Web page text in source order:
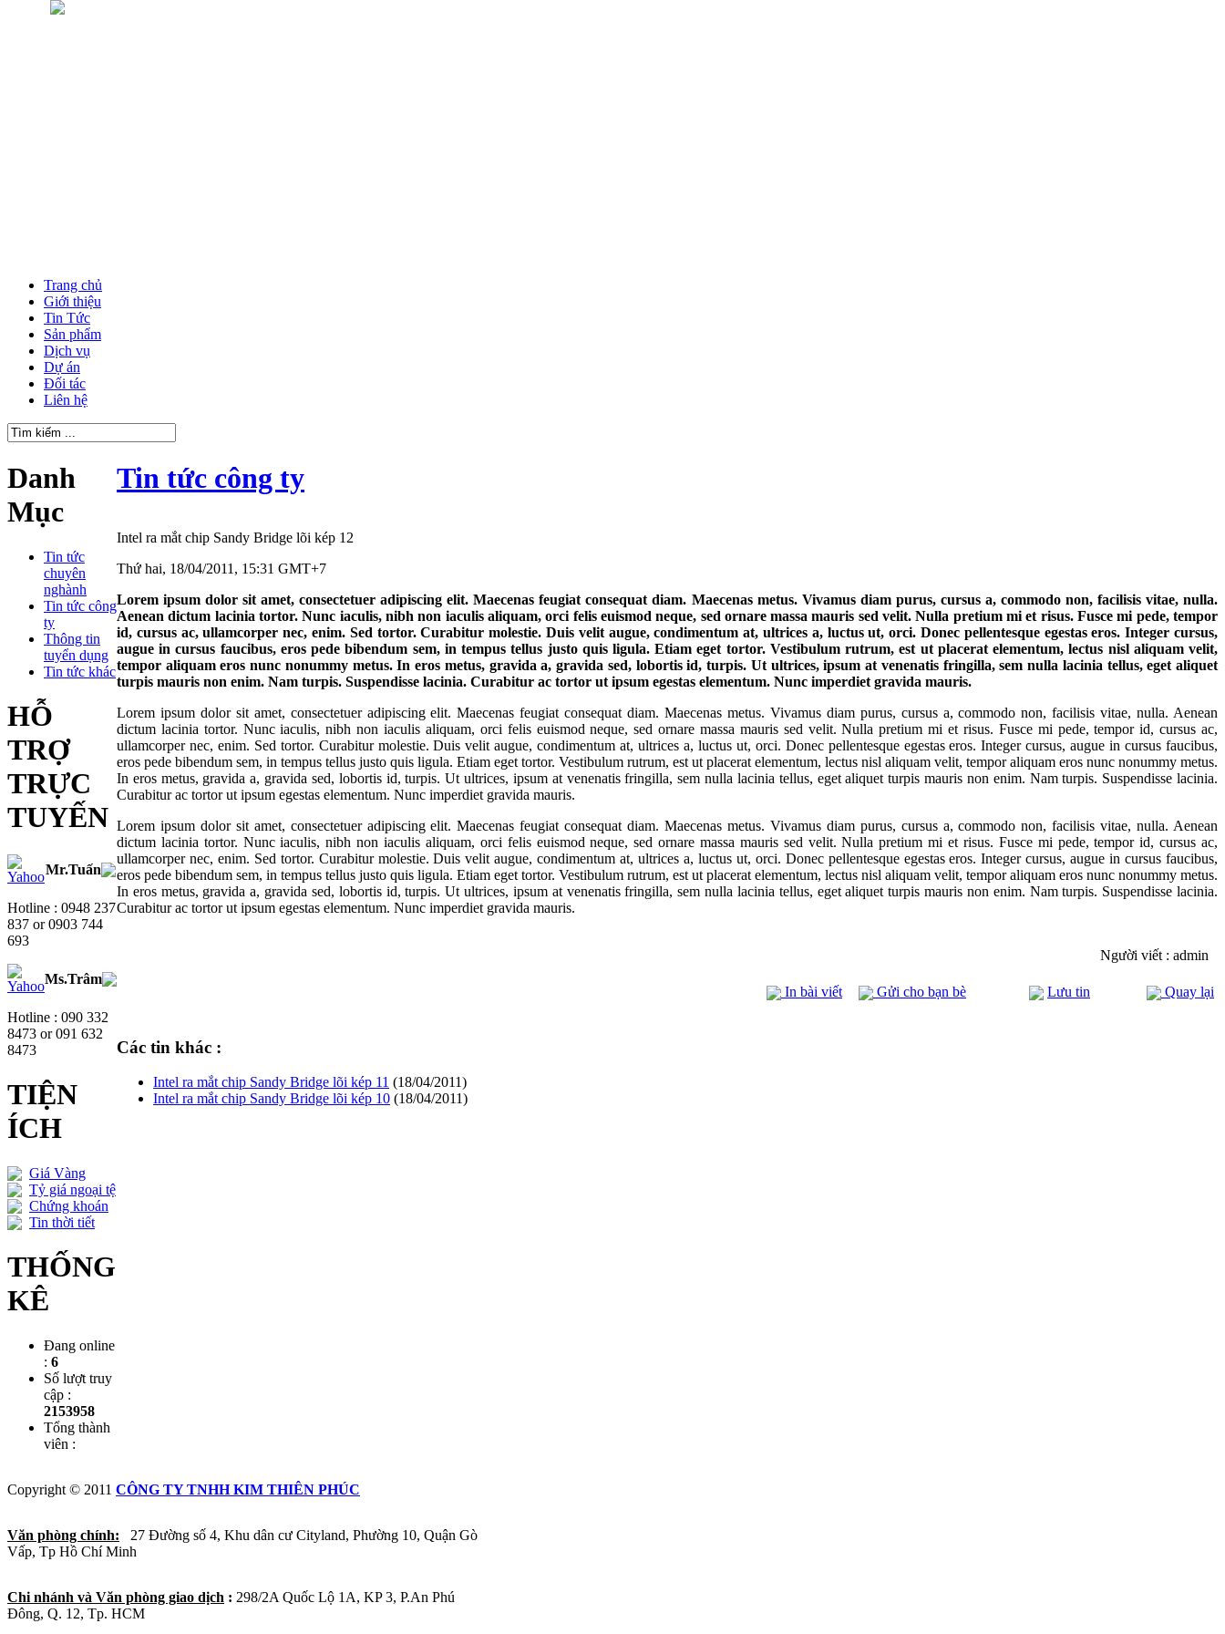
Trang chủ
Giới thiệu
Tin Tức
Sản phẩm
Dịch vụ
Dự án
Đối tác
Liên hệ
Danh
Mục
Tin tức
chuyên
nghành
Tin tức công
ty
Thông tin
tuyển dụng
Tin tức khác
HỖ
TRỢ
TRỰC
TUYẾN
Mr.Tuấn
Hotline : 0948 237
837 or 0903 744
693
Ms.Trâm
Hotline : 090 332
8473 or 091 632
8473
TIỆN
ÍCH
Giá Vàng
Tỷ giá ngoại tệ
Chứng khoán
Tin thời tiết
THỐNG
KÊ
Đang online
: 6
Số lượt truy
cập :
2153958
Tổng thành
viên :
Tin tức công ty
Intel ra mắt chip Sandy Bridge lõi kép 12
Thứ hai, 18/04/2011, 15:31 GMT+7
Lorem ipsum dolor sit amet, consectetuer adipiscing elit. Maecenas feugiat consequat diam. Maecenas metus. Vivamus diam purus, cursus a, commodo non, facilisis vitae, nulla.
Aenean dictum lacinia tortor. Nunc iaculis, nibh non iaculis aliquam, orci felis euismod neque, sed ornare massa mauris sed velit. Nulla pretium mi et risus. Fusce mi pede, tempor
id, cursus ac, ullamcorper nec, enim. Sed tortor. Curabitur molestie. Duis velit augue, condimentum at, ultrices a, luctus ut, orci. Donec pellentesque egestas eros. Integer cursus,
augue in cursus faucibus, eros pede bibendum sem, in tempus tellus justo quis ligula. Etiam eget tortor. Vestibulum rutrum, est ut placerat elementum, lectus nisl aliquam velit,
tempor aliquam eros nunc nonummy metus. In eros metus, gravida a, gravida sed, lobortis id, turpis. Ut ultrices, ipsum at venenatis fringilla, sem nulla lacinia tellus, eget aliquet
turpis mauris non enim. Nam turpis. Suspendisse lacinia. Curabitur ac tortor ut ipsum egestas elementum. Nunc imperdiet gravida mauris.
Lorem ipsum dolor sit amet, consectetuer adipiscing elit. Maecenas feugiat consequat diam. Maecenas metus. Vivamus diam purus, cursus a, commodo non, facilisis vitae, nulla. Aenean
dictum lacinia tortor. Nunc iaculis, nibh non iaculis aliquam, orci felis euismod neque, sed ornare massa mauris sed velit. Nulla pretium mi et risus. Fusce mi pede, tempor id, cursus ac,
ullamcorper nec, enim. Sed tortor. Curabitur molestie. Duis velit augue, condimentum at, ultrices a, luctus ut, orci. Donec pellentesque egestas eros. Integer cursus, augue in cursus faucibus,
eros pede bibendum sem, in tempus tellus justo quis ligula. Etiam eget tortor. Vestibulum rutrum, est ut placerat elementum, lectus nisl aliquam velit, tempor aliquam eros nunc nonummy metus.
In eros metus, gravida a, gravida sed, lobortis id, turpis. Ut ultrices, ipsum at venenatis fringilla, sem nulla lacinia tellus, eget aliquet turpis mauris non enim. Nam turpis. Suspendisse lacinia.
Curabitur ac tortor ut ipsum egestas elementum. Nunc imperdiet gravida mauris.
Lorem ipsum dolor sit amet, consectetuer adipiscing elit. Maecenas feugiat consequat diam. Maecenas metus. Vivamus diam purus, cursus a, commodo non, facilisis vitae, nulla. Aenean
dictum lacinia tortor. Nunc iaculis, nibh non iaculis aliquam, orci felis euismod neque, sed ornare massa mauris sed velit. Nulla pretium mi et risus. Fusce mi pede, tempor id, cursus ac,
ullamcorper nec, enim. Sed tortor. Curabitur molestie. Duis velit augue, condimentum at, ultrices a, luctus ut, orci. Donec pellentesque egestas eros. Integer cursus, augue in cursus faucibus,
eros pede bibendum sem, in tempus tellus justo quis ligula. Etiam eget tortor. Vestibulum rutrum, est ut placerat elementum, lectus nisl aliquam velit, tempor aliquam eros nunc nonummy metus.
In eros metus, gravida a, gravida sed, lobortis id, turpis. Ut ultrices, ipsum at venenatis fringilla, sem nulla lacinia tellus, eget aliquet turpis mauris non enim. Nam turpis. Suspendisse lacinia.
Curabitur ac tortor ut ipsum egestas elementum. Nunc imperdiet gravida mauris.
Người viết : admin
In bài viết Gửi cho bạn bè Lưu tin Quay lại
Các tin khác :
Intel ra mắt chip Sandy Bridge lõi kép 11 (18/04/2011)
Intel ra mắt chip Sandy Bridge lõi kép 10 (18/04/2011)
Copyright © 2011 CÔNG TY TNHH KIM THIÊN PHÚC
Văn phòng chính:
27 Đường số 4, Khu dân cư Cityland, Phường 10, Quận Gò
Vấp, Tp Hồ Chí Minh
Chi nhánh và Văn phòng giao dịch : 298/2A Quốc Lộ 1A, KP 3, P.An Phú
Đông, Q. 12, Tp. HCM